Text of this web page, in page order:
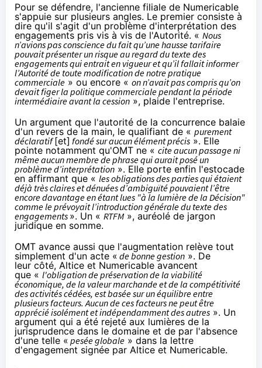
Pour se défendre, l'ancienne filiale de Numericable
s'appuie sur plusieurs angles. Le premier consiste à
dire qu'il s'agit d'un problème d'interprétation des
engagements pris vis à vis de l'Autorité. « Nous
n’avions pas conscience du fait qu’une hausse tarifaire
pouvait présenter un risque au regard du texte des
engagements qui entrait en vigueur et qu’il fallait informer
l’Autorité de toute modification de notre pratique
commerciale » ou encore « on n’avait pas compris qu’on
devait figer la politique commerciale pendant la période
intermédiaire avant la cession », plaide l'entreprise.
Un argument que l'autorité de la concurrence balaie
d'un revers de la main, le qualifiant de « purement
déclaratif[et] fondé sur aucun élément précis ». Elle
pointe notamment qu'OMT ne « cite aucun passage ni
même aucun membre de phrase qui aurait posé un
problème d’interprétation ». Elle porte enfin l'estocade
en affirmant que « les obligations des parties qui étaient
déjà très claires et dénuées d’ambiguïté pouvaient l’être
encore davantage en étant lues "à la lumière de la Décision"
comme le prévoyait l’introduction générale du texte des
engagements ». Un « RTFM », auréolé de jargon
juridique en somme.
OMT avance aussi que l'augmentation relève tout
simplement d'un acte « de bonne gestion ». De
leur côté, Altice et Numericable avancent
que « l'obligation de préservation de la viabilité
économique, de la valeur marchande et de la compétitivité
des activités cédées, est basée sur un équilibre entre
plusieurs facteurs. Aucun de ces facteurs ne peut être
apprécié isolément et indépendamment des autres ». Un
argument qui a été rejeté aux lumières de la
jurisprudence dans le domaine et de par l'absence
d'une telle « pesée globale » dans la lettre
d'engagement signée par Altice et Numericable.